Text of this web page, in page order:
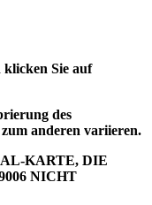
klicken Sie auf
des
anderen variieren.
KARTE, DIE
NICHT